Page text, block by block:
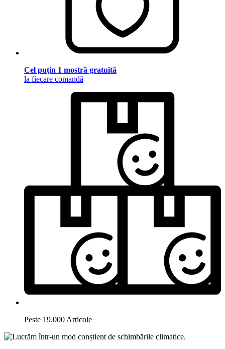
Cel puțin 1 mostră gratuită
la fiecare comandă
Peste 19.000 Articole